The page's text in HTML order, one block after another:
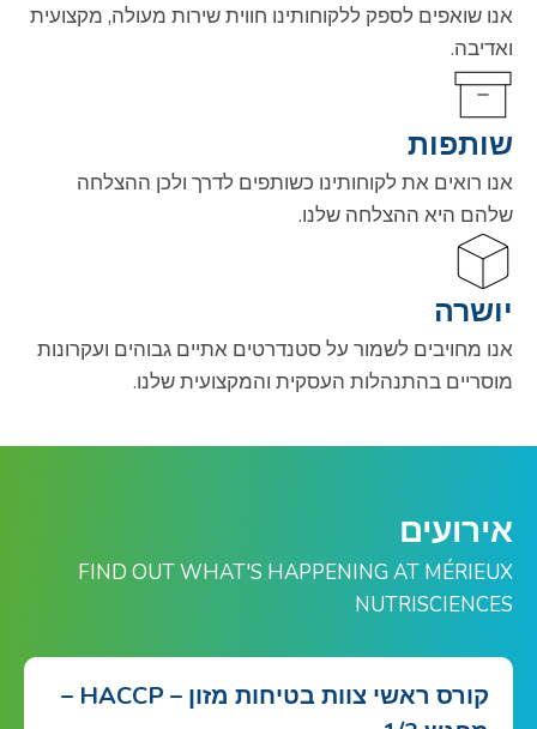
אנו שואפים לספק ללקוחותינו חווית שירות מעולה, מקצועית
ואדיבה.
שותפות
אנו רואים את לקוחותינו כשותפים לדרך ולכן ההצלחה
שלהם היא ההצלחה שלנו.
יושרה
אנו מחויבים לשמור על סטנדרטים אתיים גבוהים ועקרונות
מוסריים בהתנהלות העסקית והמקצועית שלנו.
אירועים
FIND OUT WHAT'S HAPPENING AT MÉRIEUX
NUTRISCIENCES
קורס ראשי צוות בטיחות מזון – HACCP –